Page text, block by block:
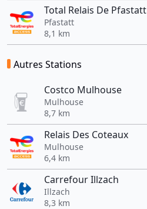
Total Relais De Pfastatt
Pfastatt
8,1 km
Autres Stations
Costco Mulhouse
Mulhouse
8,7 km
Relais Des Coteaux
Mulhouse
6,4 km
Carrefour Illzach
Illzach
8,3 km